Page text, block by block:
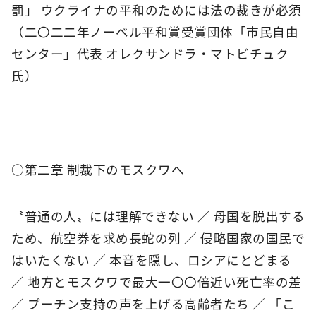
罰」 ウクライナの平和のためには法の裁きが必須
（二〇二二年ノーベル平和賞受賞団体「市民自由
センター」代表 オレクサンドラ・マトビチュク
氏）
○第二章 制裁下のモスクワへ
〝普通の人〟には理解できない ／ 母国を脱出する
ため、航空券を求め長蛇の列 ／ 侵略国家の国民で
はいたくない ／ 本音を隠し、ロシアにとどまる
／ 地方とモスクワで最大一〇〇倍近い死亡率の差
／ プーチン支持の声を上げる高齢者たち ／ 「こ